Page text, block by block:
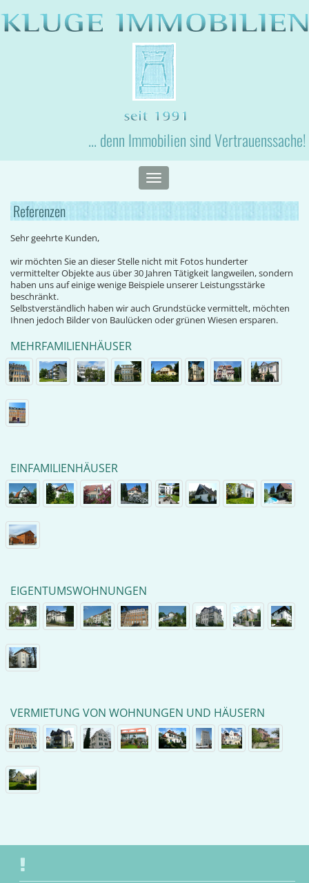
... denn Immobilien sind Vertrauenssache!
Toggle
navigation
Referenzen
Sehr geehrte Kunden,
wir möchten Sie an dieser Stelle nicht mit Fotos hunderter
vermittelter Objekte aus über 30 Jahren Tätigkeit langweilen, sondern
haben uns auf einige wenige Beispiele unserer Leistungsstärke
beschränkt.
Selbstverständlich haben wir auch Grundstücke vermittelt, möchten
Ihnen jedoch Bilder von Baulücken oder grünen Wiesen ersparen.
MEHRFAMILIENHÄUSER
EINFAMILIENHÄUSER
EIGENTUMSWOHNUNGEN
VERMIETUNG VON WOHNUNGEN UND HÄUSERN